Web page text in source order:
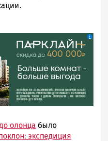
олонца было
экспедиция